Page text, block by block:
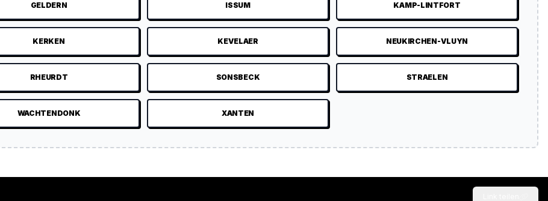
GELDERN ISSUM KAMP-LINTFORT
KERKEN KEVELAER NEUKIRCHEN-VLUYN
RHEURDT SONSBECK STRAELEN
WACHTENDONK XANTEN